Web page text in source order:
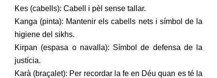
Kes (cabells): Cabell i pèl sense tallar.
Kanga (pinta): Mantenir els cabells nets i símbol de la
higiene del sikhs.
Kirpan (espasa o navalla): Símbol de defensa de la
justícia.
Karà (braçalet): Per recordar la fe en Déu quan es té la